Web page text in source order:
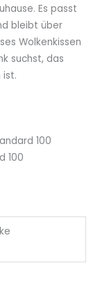
Es passt
bleibt über
Wolkenkissen
suchst, das
ist.
100
100